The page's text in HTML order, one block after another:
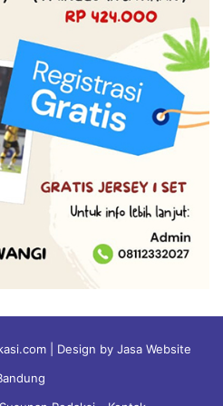
| Design by Jasa Website